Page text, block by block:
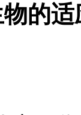
的